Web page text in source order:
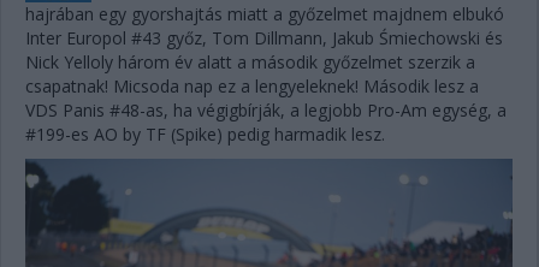
hajrában egy gyorshajtás miatt a győzelmet majdnem elbukó
Inter Europol #43 győz, Tom Dillmann, Jakub Śmiechowski és
Nick Yelloly három év alatt a második győzelmet szerzik a
csapatnak! Micsoda nap ez a lengyeleknek! Második lesz a
VDS Panis #48-as, ha végigbírják, a legjobb Pro-Am egység, a
#199-es AO by TF (Spike) pedig harmadik lesz.